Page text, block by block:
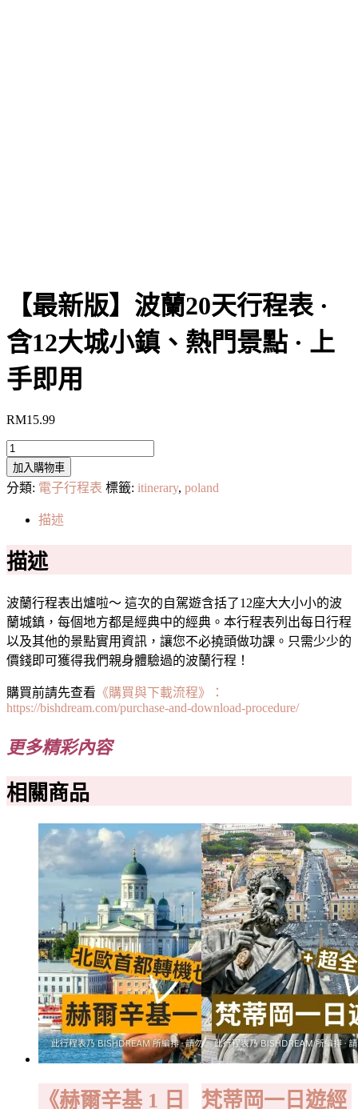
【最新版】波蘭20天行程表 ·
含12大城小鎮、熱門景點 · 上
手即用
RM15.99
【最
新
版】
天
程
表
·
含
12
大
城
鎮、
門
景
加入購物車
分類: 電子行程表 標籤: itinerary, poland
描述
描述
波蘭行程表出爐啦～ 這次的自駕遊含括了12座大大小小的波
蘭城鎮，每個地方都是經典中的經典。本行程表列出每日行程
以及其他的景點實用資訊，讓您不必撓頭做功課。只需少少的
價錢即可獲得我們親身體驗過的波蘭行程！
購買前請先查看 《購買與下載流程》：
https://bishdream.com/purchase-and-download-procedure/
更多精彩內容
相關商品
《赫爾辛基 1 日 梵蒂岡一日遊經